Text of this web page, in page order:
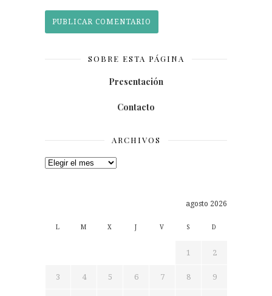
SOBRE ESTA PÁGINA
Presentación
Contacto
ARCHIVOS
Archivos
agosto 2026
L M X J V S D
1 2
3 4 5 6 7 8 9